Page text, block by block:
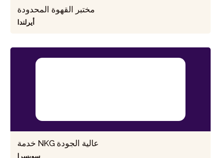
مختبر القهوة المحدودة
أيرلندا
خدمة NKG عالية الجودة
سويسرا